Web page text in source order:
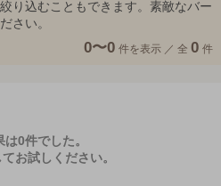
り込むこともできます。素敵なバー
さい。
0〜0 件を表示 ／ 全 0 件
0件でした。
お試しください。